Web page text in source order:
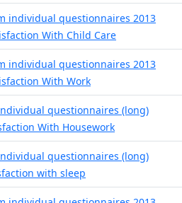
individual questionnaires 2013
With Child Care
individual questionnaires 2013
With Work
questionnaires (long)
With Housework
questionnaires (long)
with sleep